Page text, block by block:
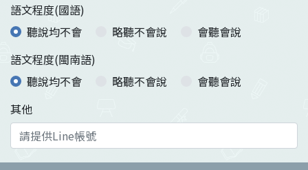
語文程度(國語)
聽說均不會
略聽不會說
會聽會說
語文程度(閩南語)
聽說均不會
略聽不會說
會聽會說
其他